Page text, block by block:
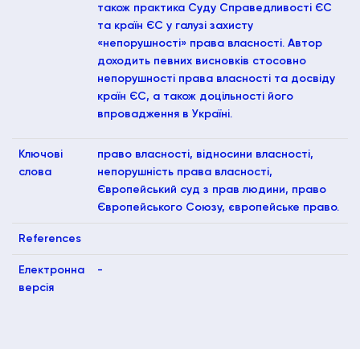
також практика Суду Справедливості ЄС
та країн ЄС у галузі захисту
«непорушності» права власності. Автор
доходить певних висновків стосовно
непорушності права власності та досвіду
країн ЄС, а також доцільності його
впровадження в Україні.
Ключові
слова
право власності, відносини власності,
непорушність права власності,
Європейський суд з прав людини, право
Європейського Союзу, європейське право.
References
Електронна
версія
-